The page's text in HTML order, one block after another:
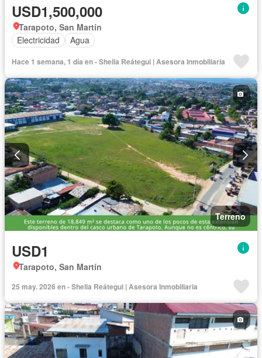
USD1,500,000
Tarapoto, San Martín
Electricidad
Agua
Hace 1 semana, 1 día en - Shella Reátegui | Asesora Inmobiliaria
Terreno
USD1
Tarapoto, San Martín
25 may. 2026 en - Shella Reátegui | Asesora Inmobiliaria